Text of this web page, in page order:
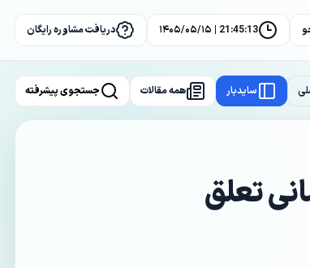
21:45:13 | ۱۴۰۵/۰۵/۱۵ دریافت مشاوره رایگان
سایدبار همه مقالات جستجوی پیشرفته
تعلق